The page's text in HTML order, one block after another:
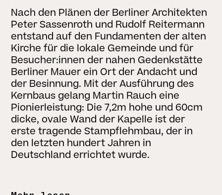
Nach den Plänen der Berliner Architekten
Peter Sassenroth und Rudolf Reitermann
entstand auf den Fundamenten der alten
Kirche für die lokale Gemeinde und für
Besucher:innen der nahen Gedenkstätte
Berliner Mauer ein Ort der Andacht und
der Besinnung. Mit der Ausführung des
Kernbaus gelang Martin Rauch eine
Pionierleistung: Die 7,2m hohe und 60cm
dicke, ovale Wand der Kapelle ist der
erste tragende Stampflehmbau, der in
den letzten hundert Jahren in
Deutschland errichtet wurde.